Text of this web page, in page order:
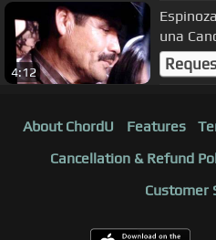
4:12
una
About ChordU Features
Cancellation & Refund
Customer